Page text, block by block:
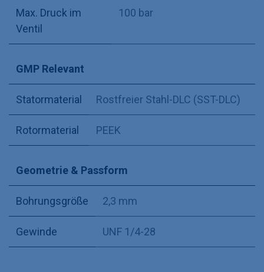
Max. Druck im
Ventil
100 bar
GMP Relevant
Statormaterial Rostfreier Stahl-DLC (SST-DLC)
Rotormaterial PEEK
Geometrie & Passform
Bohrungsgröße 2,3 mm
Gewinde UNF 1/4-28